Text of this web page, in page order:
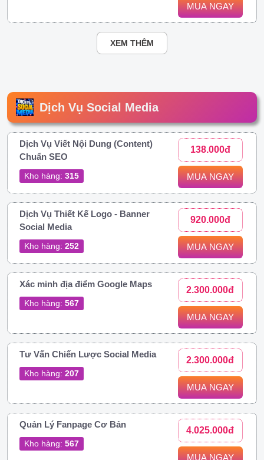
MUA NGAY
XEM THÊM
Dịch Vụ Social Media
Dịch Vụ Viết Nội Dung (Content)
Chuẩn SEO
Kho hàng: 315
138.000đ
MUA NGAY
Dịch Vụ Thiết Kế Logo - Banner
Social Media
Kho hàng: 252
920.000đ
MUA NGAY
Xác minh địa điểm Google Maps
Kho hàng: 567
2.300.000đ
MUA NGAY
Tư Vấn Chiến Lược Social Media
Kho hàng: 207
2.300.000đ
MUA NGAY
Quản Lý Fanpage Cơ Bản
Kho hàng: 567
4.025.000đ
MUA NGAY